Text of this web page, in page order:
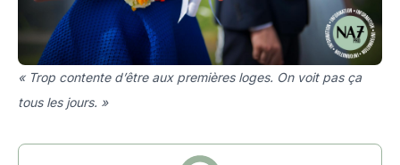
« Trop contente d’être aux premières loges. On voit pas ça
tous les jours. »